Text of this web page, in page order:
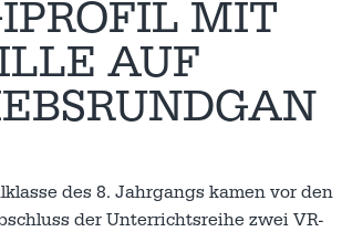
MIT
AUF
des 8. Jahrgangs kamen vor den
der Unterrichtsreihe zwei VR-